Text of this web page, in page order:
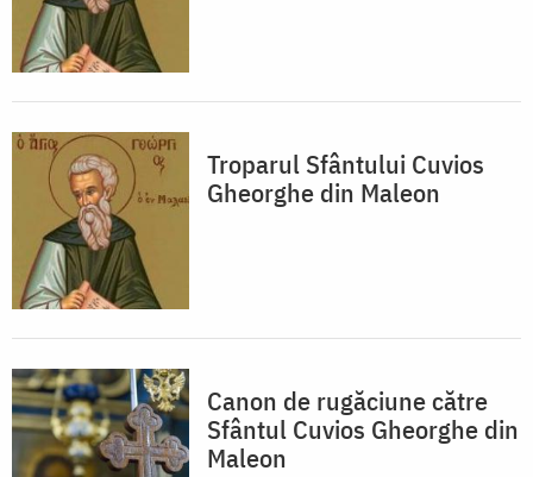
Troparul Sfântului Cuvios
Gheorghe din Maleon
Canon de rugăciune către
Sfântul Cuvios Gheorghe din
Maleon